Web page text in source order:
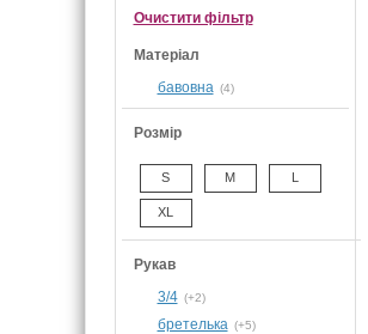
Очистити фiльтр
Матеріал
бавовна (4)
Розмір
S M L
XL
Рукав
3/4 (+2)
бретелька (+5)